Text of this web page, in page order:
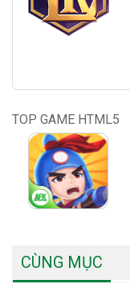
TOP GAME HTML5
CÙNG MỤC